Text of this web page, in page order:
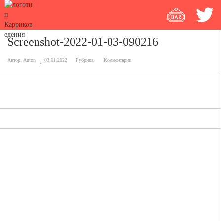
Screenshot-2022-01-03-090216
Автор: Anton 03.01.2022 Рубрика: Комментарии